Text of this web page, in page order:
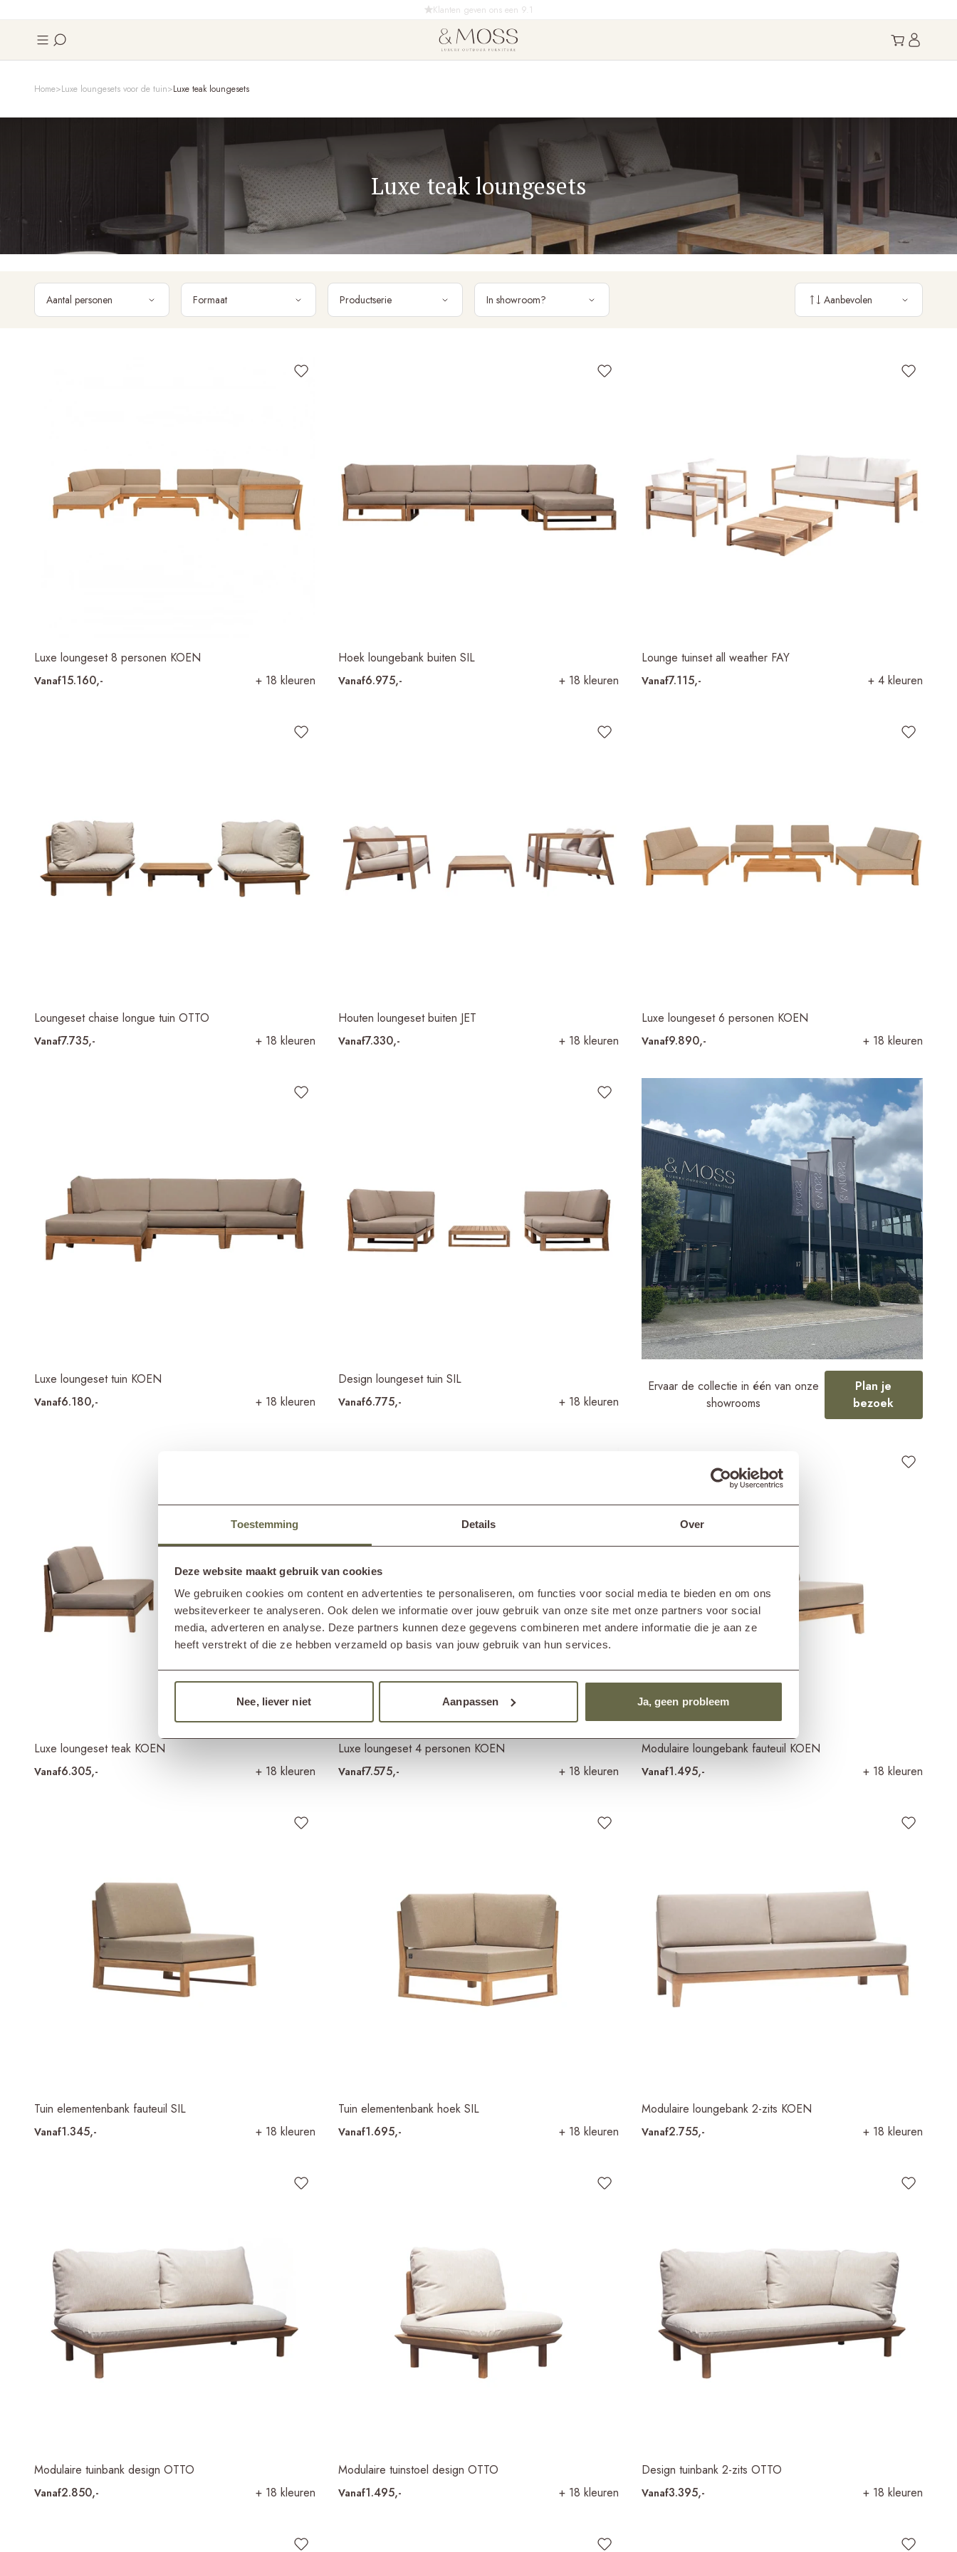
Toestemming Details Over
Deze website maakt gebruik van cookies
We gebruiken cookies om content en advertenties te personaliseren, om functies voor social media te bieden en om ons
websiteverkeer te analyseren. Ook delen we informatie over jouw gebruik van onze site met onze partners voor social
media, adverteren en analyse. Deze partners kunnen deze gegevens combineren met andere informatie die je aan ze
heeft verstrekt of die ze hebben verzameld op basis van jouw gebruik van hun services.
Nee, liever niet Aanpassen Ja, geen probleem
Gratis bezorging & montage in NL
Home Luxe loungesets voor de tuin Luxe teak loungesets
Luxe teak loungesets
Aantal personen Formaat Productserie In showroom? Aanbevolen
Luxe loungeset 8 personen KOEN
Vanaf15.160,- + 18 kleuren
Hoek loungebank buiten SIL
Vanaf6.975,- + 18 kleuren
Lounge tuinset all weather FAY
Vanaf7.115,- + 4 kleuren
Loungeset chaise longue tuin OTTO
Vanaf7.735,- + 18 kleuren
Houten loungeset buiten JET
Vanaf7.330,- + 18 kleuren
Luxe loungeset 6 personen KOEN
Vanaf9.890,- + 18 kleuren
Luxe loungeset tuin KOEN
Vanaf6.180,- + 18 kleuren
Design loungeset tuin SIL
Vanaf6.775,- + 18 kleuren
Ervaar de collectie in één van onze
showrooms
Plan je
bezoek
Luxe loungeset teak KOEN
Vanaf6.305,- + 18 kleuren
Luxe loungeset 4 personen KOEN
Vanaf7.575,- + 18 kleuren
Modulaire loungebank fauteuil KOEN
Vanaf1.495,- + 18 kleuren
Tuin elementenbank fauteuil SIL
Vanaf1.345,- + 18 kleuren
Tuin elementenbank hoek SIL
Vanaf1.695,- + 18 kleuren
Modulaire loungebank 2-zits KOEN
Vanaf2.755,- + 18 kleuren
Modulaire tuinbank design OTTO
Vanaf2.850,- + 18 kleuren
Modulaire tuinstoel design OTTO
Vanaf1.495,- + 18 kleuren
Design tuinbank 2-zits OTTO
Vanaf3.395,- + 18 kleuren